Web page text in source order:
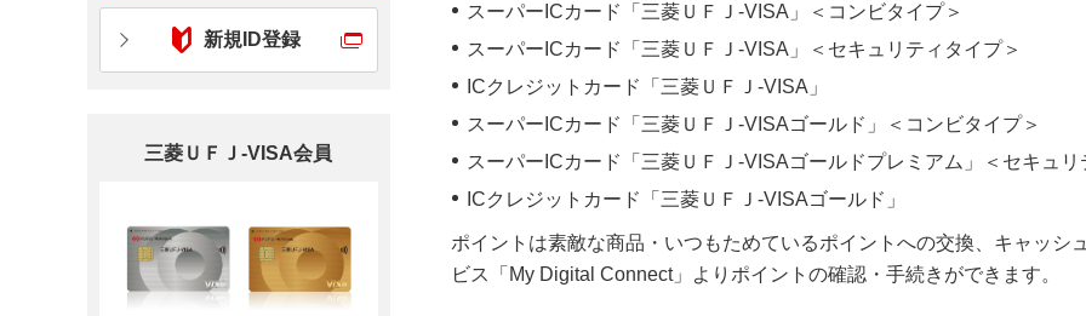
新規ID登録
三菱ＵＦＪ-VISA会員
スーパーICカード「三菱ＵＦＪ-VISA」＜コンビタイプ＞
スーパーICカード「三菱ＵＦＪ-VISA」＜セキュリティタイプ＞
ICクレジットカード「三菱ＵＦＪ-VISA」
スーパーICカード「三菱ＵＦＪ-VISAゴールド」＜コンビタイプ＞
スーパーICカード「三菱ＵＦＪ-VISAゴールドプレミアム」＜セキュ
ICクレジットカード「三菱ＵＦＪ-VISAゴールド」
ポイントは素敵な商品・いつもためているポイントへの交換、キャッ
ビス「My Digital Connect」よりポイントの確認・手続きができます。